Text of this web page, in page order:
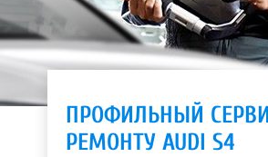
ПРОФИЛЬНЫЙ
РЕМОНТУ AUDI S4